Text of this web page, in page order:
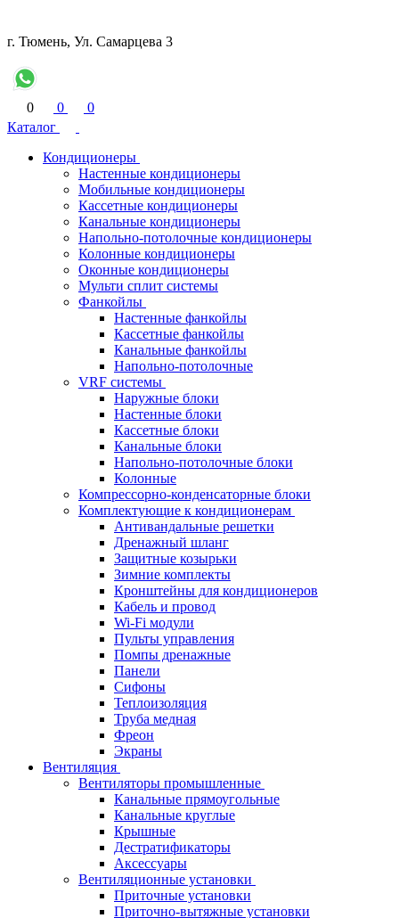
г. Тюмень, Ул. Самарцева 3
0 0
0
Каталог
Кондиционеры
Настенные кондиционеры
Мобильные кондиционеры
Кассетные кондиционеры
Канальные кондиционеры
Напольно-потолочные кондиционеры
Колонные кондиционеры
Оконные кондиционеры
Мульти сплит системы
Фанкойлы
Настенные фанкойлы
Кассетные фанкойлы
Канальные фанкойлы
Напольно-потолочные
VRF системы
Наружные блоки
Настенные блоки
Кассетные блоки
Канальные блоки
Напольно-потолочные блоки
Колонные
Компрессорно-конденсаторные блоки
Комплектующие к кондиционерам
Антивандальные решетки
Дренажный шланг
Защитные козырьки
Зимние комплекты
Кронштейны для кондиционеров
Кабель и провод
Wi-Fi модули
Пульты управления
Помпы дренажные
Панели
Сифоны
Теплоизоляция
Труба медная
Фреон
Экраны
Вентиляция
Вентиляторы промышленные
Канальные прямоугольные
Канальные круглые
Крышные
Дестратификаторы
Аксессуары
Вентиляционные установки
Приточные установки
Приточно-вытяжные установки